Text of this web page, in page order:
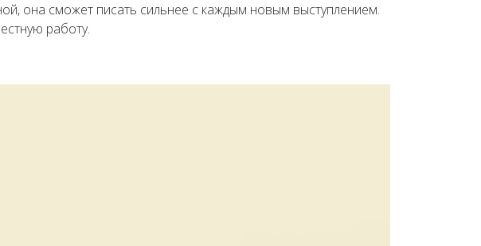
она сможет писать сильнее с каждым новым выступлением.
работу.